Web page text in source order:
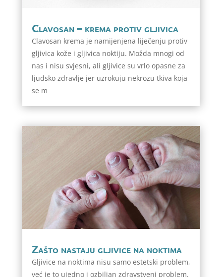
Clavosan – krema protiv gljivica
Clavosan krema je namijenjena liječenju protiv
gljivica kože i gljivica noktiju. Možda mnogi od
nas i nisu svjesni, ali gljivice su vrlo opasne za
ljudsko zdravlje jer uzrokuju nekrozu tkiva koja
se m
Zašto nastaju gljivice na noktima
Gljivice na noktima nisu samo estetski problem,
već je to ujedno i ozbiljan zdravstveni problem.